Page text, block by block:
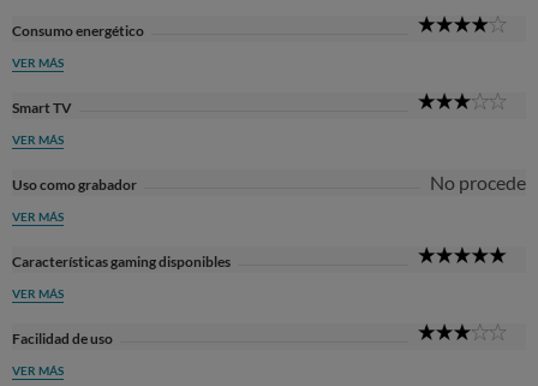
Consumo energético
VER MÁS
Smart TV
VER MÁS
Uso como grabador No procede
VER MÁS
Características gaming disponibles
VER MÁS
Facilidad de uso
VER MÁS